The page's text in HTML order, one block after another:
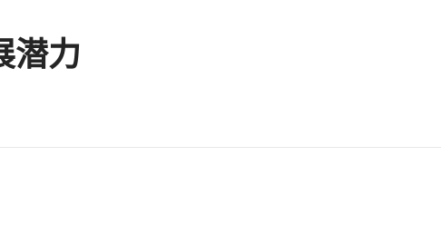
潜力